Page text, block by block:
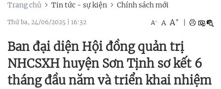
Trang chủ Tin tức - sự kiện Chính sách mới
Thứ ba, 24/06/2025 16:32 A- A A+
Ban đại diện Hội đồng quản trị
NHCSXH huyện Sơn Tịnh sơ kết 6
tháng đầu năm và triển khai nhiệm